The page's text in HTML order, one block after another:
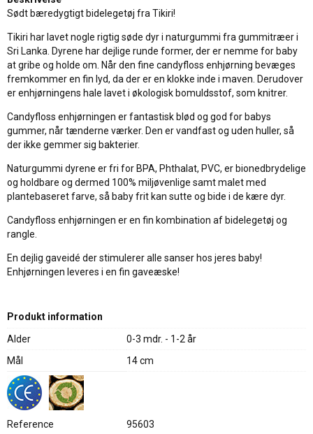
Sødt bæredygtigt bidelegetøj fra Tikiri!
Tikiri har lavet nogle rigtig søde dyr i naturgummi fra gummitræer i
Sri Lanka. Dyrene har dejlige runde former, der er nemme for baby
at gribe og holde om. Når den fine candyfloss enhjørning bevæges
fremkommer en fin lyd, da der er en klokke inde i maven. Derudover
er enhjørningens hale lavet i økologisk bomuldsstof, som knitrer.
Candyfloss enhjørningen er fantastisk blød og god for babys
gummer, når tænderne værker. Den er vandfast og uden huller, så
der ikke gemmer sig bakterier.
Naturgummi dyrene er fri for BPA, Phthalat, PVC, er bionedbrydelige
og holdbare og dermed 100% miljøvenlige samt malet med
plantebaseret farve, så baby frit kan sutte og bide i de kære dyr.
Candyfloss enhjørningen er en fin kombination af bidelegetøj og
rangle.
En dejlig gaveidé der stimulerer alle sanser hos jeres baby!
Enhjørningen leveres i en fin gaveæske!
Produkt information
Alder
0-3 mdr. - 1-2 år
Mål
14 cm
Reference 95603